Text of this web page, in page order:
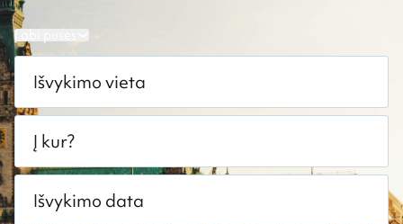
Į abi puses
Išvykimo vieta
Į kur?
Išvykimo data